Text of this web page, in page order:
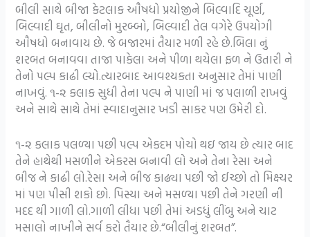
બીલી સાથે બીજા કેટલાક ઔષધો પ્રયોજીને બિલ્વાદિ ચૂર્ણ,
બિલ્વાદી ઘૃત, બીલીનો મુરબ્બો, બિલ્વાદી તેલ વગેરે ઉપયોગી
ઔષધો બનાવાય છે. જે બજારમાં તૈયાર મળી રહે છે.બિલા નું
શરબત બનાવવા તાજા પાકેલા અને પીળા થયેલા ફળ ને ઉતારી ને
તેનો પલ્પ કાઢી લ્યો.ત્યારબાદ આવશ્યકતા અનુસાર તેમાં પાણી
નાખવું. ૧-૨ કલાક સુધી તેના પલ્પ ને પાણી માં જ પલાળી રાખવું
અને સાથે સાથે તેમાં સ્વાદાનુસાર ખડી સાકર પણ ઉમેરી દો.
૧-૨ કલાક પલળ્યા પછી પલ્પ એકદમ પોચો થઇ જાય છે ત્યાર બાદ
તેને હાથેથી મસળીને એકરસ બનાવી લો અને તેના રેસા અને
બીજ ને કાઢી લો.રેસા અને બીજ કાઢ્યા પછી જો ઈચ્છો તો મિક્ષ્ચર
માં પણ પીસી શકો છો. પિસ્યા અને મસળ્યા પછી તેને ગરણી ની
મદદ થી ગાળી લો.ગાળી લીધા પછી તેમાં અડધું લીંબુ અને ચાટ
મસાલો નાખીને સર્વ કરો તૈયાર છે.“બીલીનું શરબત”.